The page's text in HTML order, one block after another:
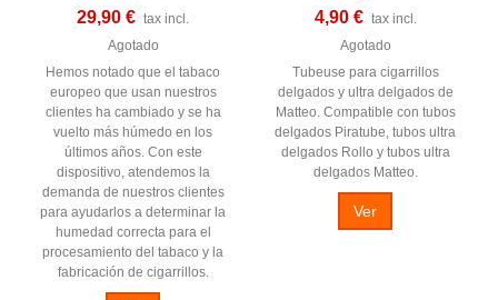
29,90 € tax incl.
Agotado
Hemos notado que el tabaco
europeo que usan nuestros
clientes ha cambiado y se ha
vuelto más húmedo en los
últimos años. Con este
dispositivo, atendemos la
demanda de nuestros clientes
para ayudarlos a determinar la
humedad correcta para el
procesamiento del tabaco y la
fabricación de cigarrillos.
4,90 € tax incl.
Agotado
Tubeuse para cigarrillos
delgados y ultra delgados de
Matteo. Compatible con tubos
delgados Piratube, tubos ultra
delgados Rollo y tubos ultra
delgados Matteo.
Ver